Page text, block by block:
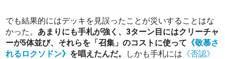
でも結果的にはデッキを見誤ったことが災いすることはな
かった。 あまりにも手札が強く、3ターン目にはクリーチャ
ーが5体並び、それらを「召集」のコストに使って 《敬慕さ
れるロクソドン》 を唱えたんだ。 しかも手札には 《否認》